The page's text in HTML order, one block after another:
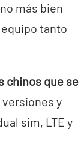
más bien
tanto
chinos que se
y
sim, LTE y